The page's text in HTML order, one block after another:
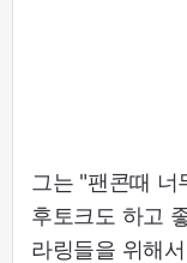
그는 "팬콘때
후토크도 하고
라링들을 위해